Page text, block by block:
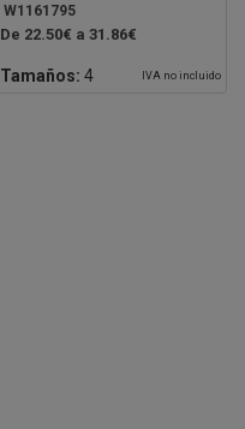
W1161795
De 22.50€ a 31.86€
Tamaños: 4 IVA no incluido